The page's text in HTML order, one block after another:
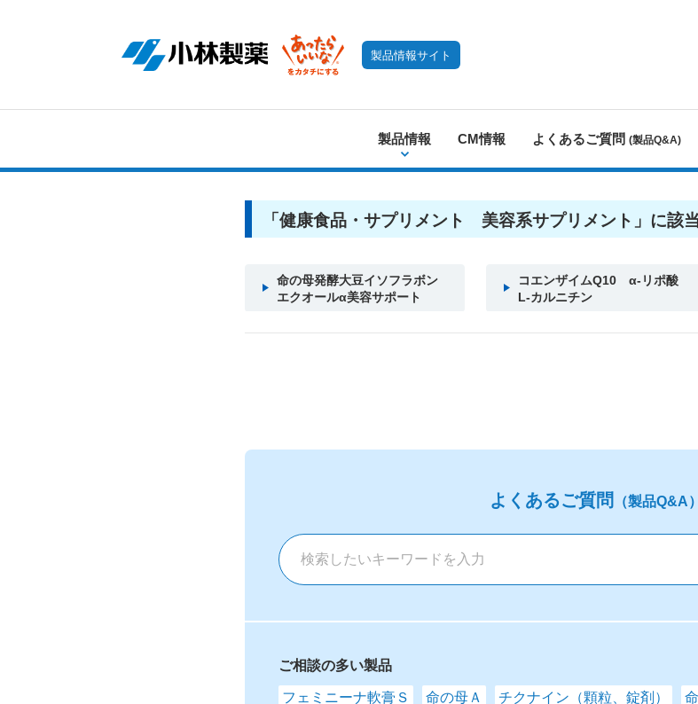
製品情報サイト
製品情報 CM情報 よくあるご質問 (製品Q&A)
「健康食品・サプリメント 美容系サプリメント」に該
命の母発酵大豆イソフラボン
エクオールα美容サポート
コエンザイムQ10 α-リポ酸
L-カルニチン
よくあるご質問 （製品Q&A）
ご相談の多い製品
フェミニーナ軟膏Ｓ 命の母Ａ チクナイン（顆粒、錠剤）